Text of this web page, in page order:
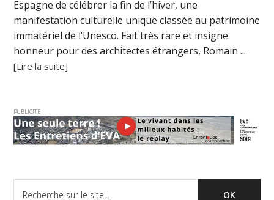
Espagne de célébrer la fin de l’hiver, une
manifestation culturelle unique classée au patrimoine
immatériel de l’Unesco. Fait très rare et insigne
honneur pour des architectes étrangers, Romain ...
[Lire la suite]
PUBLICITE